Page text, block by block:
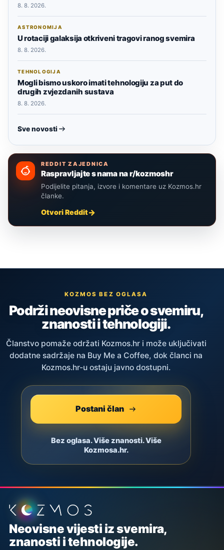
8. 8. 2026.
ASTRONOMIJA
U rotaciji galaksija otkriveni tragovi ranog svemira
8. 8. 2026.
TEHNOLOGIJA
Mogli bismo uskoro imati tehnologiju za put do
drugih zvjezdanih sustava
8. 8. 2026.
Sve novosti
REDDIT ZAJEDNICA
Raspravljajte s nama na r/kozmoshr
Podijelite pitanja, izvore i komentare uz Kozmos.hr
članke.
Otvori Reddit
KOZMOS BEZ OGLASA
Podrži neovisne priče o svemiru,
znanosti i tehnologiji.
Članstvo pomaže održati Kozmos.hr i može uključivati
dodatne sadržaje na Buy Me a Coffee, dok članci na
Kozmos.hr-u ostaju javno dostupni.
Postani član
Bez oglasa. Više znanosti. Više
Kozmosa.hr.
Podnožje stranice
Neovisne vijesti iz svemira,
znanosti i tehnologije.